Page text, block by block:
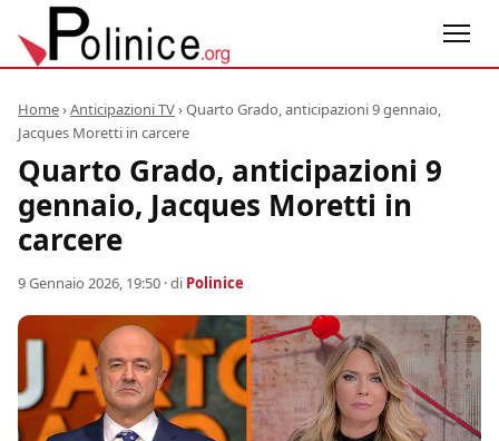
Home›Anticipazioni TV›Quarto Grado, anticipazioni 9 gennaio,
Jacques Moretti in carcere
Quarto Grado, anticipazioni 9
gennaio, Jacques Moretti in
carcere
9 Gennaio 2026, 19:50 · di Polinice